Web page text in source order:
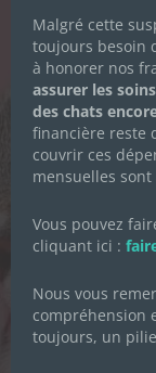
Prénom*
Adresse
Malgré cette
toujours besoin
à honorer nos
assurer les
des chats
financière reste
couvrir ces
mensuelles
Vous pouvez
cliquant ici :
Nous vous
compréhension
toujours, un